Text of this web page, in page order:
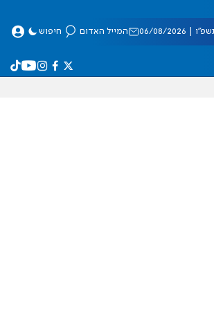
08/2026 המייל האדום חיפוש